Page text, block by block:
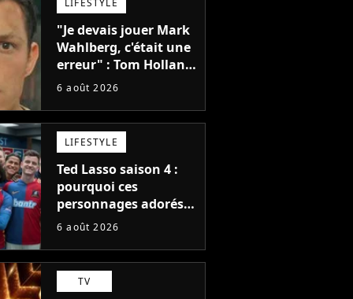
LIFESTYLE
"Je devais jouer Mark
Wahlberg, c'était une
erreur" : Tom Holland,
la star de Spider-Man,
blockbuster
6 août 2026
LIFESTYLE
Ted Lasso saison 4 :
pourquoi ces
personnages adorés
des fans ne sont pas
6 août 2026
TV